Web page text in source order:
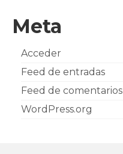
Meta
Acceder
Feed de entradas
Feed de comentarios
WordPress.org